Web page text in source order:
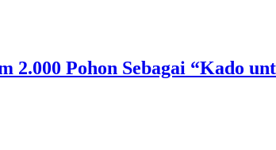
Pohon Sebagai “Kado